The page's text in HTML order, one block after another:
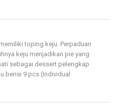
toping keju. Perpaduan
keju menjadikan pie yang
sebagai dessert pelengkap
berisi 9 pcs (Individual